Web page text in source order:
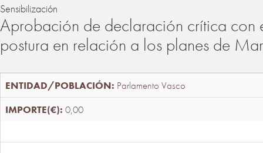
Sensibilización
Aprobación de declaración crítica con
postura en relación a los planes de
Parlamento Vasco
0,00